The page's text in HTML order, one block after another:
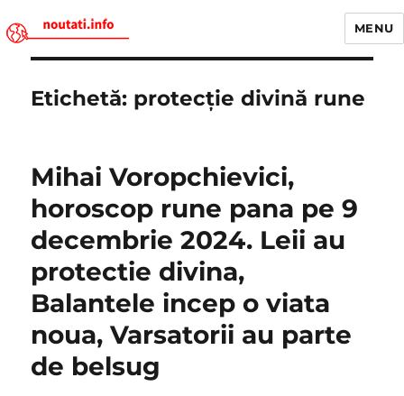
MENU
Etichetă: protecție divină rune
Mihai Voropchievici,
horoscop rune pana pe 9
decembrie 2024. Leii au
protectie divina,
Balantele incep o viata
noua, Varsatorii au parte
de belsug